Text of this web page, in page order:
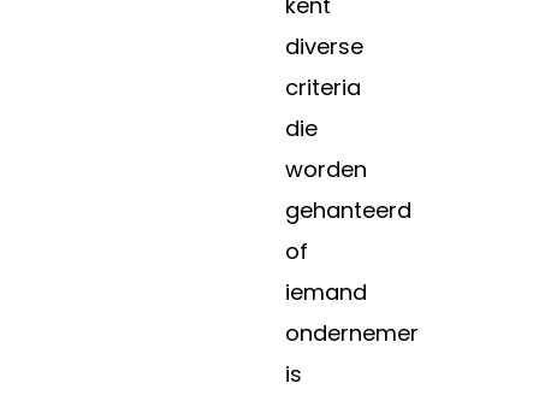
diverse
criteria
die
worden
gehanteerd
of
iemand
ondernemer
is